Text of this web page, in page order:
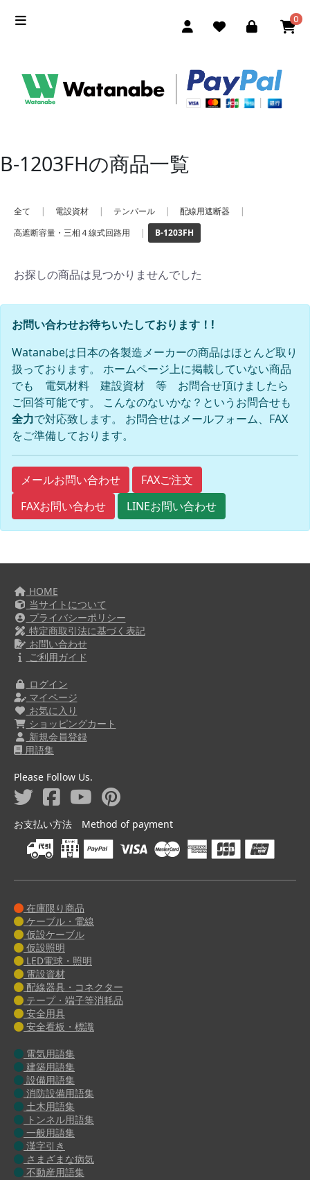
0
B-1203FHの商品一覧
全て | 電設資材 | テンパール | 配線用遮断器
|
高遮断容量・三相４線式回路用
| B-1203FH
お探しの商品は見つかりませんでした
お問い合わせお待ちいたしております！!
Watanabeは日本の各製造メーカーの商品はほとんど取り
扱っております。 ホームページ上に掲載していない商品
でも 電気材料 建設資材 等 お問合せ頂けましたら
ご回答可能です。 こんなのないかな？というお問合せも
全力で対応致します。 お問合せはメールフォーム、FAX
をご準備しております。
メールお問い合わせ
FAXご注文
FAXお問い合わせ
LINEお問い合わせ
HOME
当サイトについて
プライバシーポリシー
特定商取引法に基づく表記
お問い合わせ
ご利用ガイド
ログイン
マイページ
お気に入り
ショッピングカート
新規会員登録
用語集
Please Follow Us.
お支払い方法 Method of payment
在庫限り商品
ケーブル・電線
仮設ケーブル
仮設照明
LED電球・照明
電設資材
配線器具・コネクター
テープ・端子等消耗品
安全用具
安全看板・標識
電気用語集
建築用語集
設備用語集
消防設備用語集
土木用語集
トンネル用語集
一般用語集
漢字引き
さまざまな病気
不動産用語集